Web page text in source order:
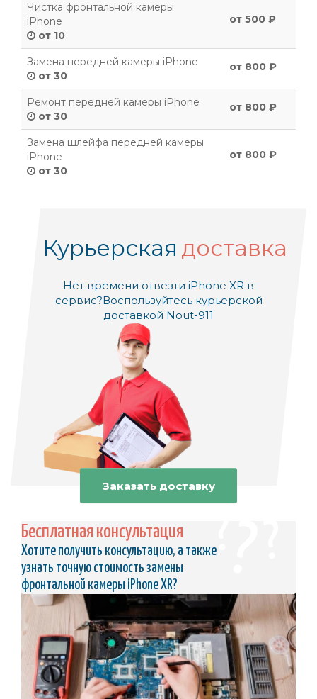
Чистка фронтальной камеры
iPhone
от 10
от 500 ₽
Замена передней камеры iPhone
от 30
от 800 ₽
Ремонт передней камеры iPhone
от 30
от 800 ₽
Замена шлейфа передней камеры
iPhone
от 30
от 800 ₽
Курьерская доставка
Нет времени отвезти iPhone XR в
сервис?Воспользуйтесь курьерской
доставкой Nout-911
Заказать доставку
Бесплатная консультация
Хотите получить консультацию, а также
узнать точную стоимость замены
фронтальной камеры iPhone XR?